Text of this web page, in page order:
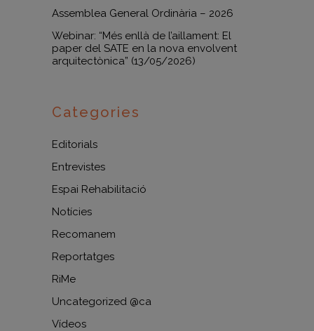
Assemblea General Ordinària – 2026
Webinar: “Més enllà de l’aillament: El
paper del SATE en la nova envolvent
arquitectònica” (13/05/2026)
Categories
Editorials
Entrevistes
Espai Rehabilitació
Notícies
Recomanem
Reportatges
RiMe
Uncategorized @ca
Vídeos